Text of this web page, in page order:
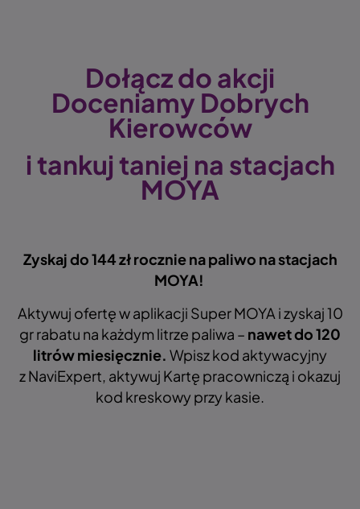
Dołącz do akcji
Doceniamy Dobrych
Kierowców
i tankuj taniej na stacjach
MOYA
Zyskaj do 144 zł rocznie na paliwo na stacjach
MOYA!
Aktywuj ofertę w aplikacji Super MOYA i zyskaj 10
gr rabatu na każdym litrze paliwa – nawet do 120
litrów miesięcznie. Wpisz kod aktywacyjny
z NaviExpert, aktywuj Kartę pracowniczą i okazuj
kod kreskowy przy kasie.